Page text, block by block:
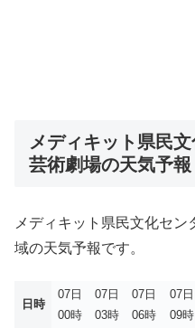
メディキット県民
芸術劇場の天気予報
メディキット県民文化セ
域の天気予報です。
日時
07日
00時
07日
03時
07日
06時
07日
09時